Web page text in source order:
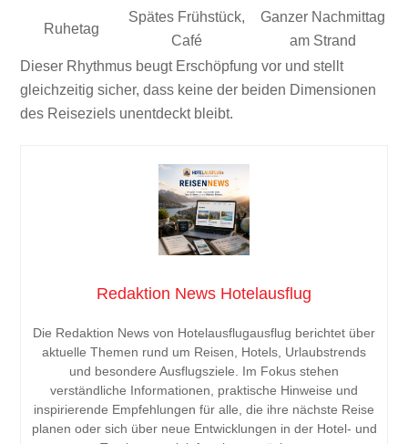
Ruhetag
Spätes Frühstück,
Café
Ganzer Nachmittag
am Strand
Dieser Rhythmus beugt Erschöpfung vor und stellt
gleichzeitig sicher, dass keine der beiden Dimensionen
des Reiseziels unentdeckt bleibt.
Redaktion News Hotelausflug
Die Redaktion News von Hotelausflugausflug berichtet über
aktuelle Themen rund um Reisen, Hotels, Urlaubstrends
und besondere Ausflugsziele. Im Fokus stehen
verständliche Informationen, praktische Hinweise und
inspirierende Empfehlungen für alle, die ihre nächste Reise
planen oder sich über neue Entwicklungen in der Hotel- und